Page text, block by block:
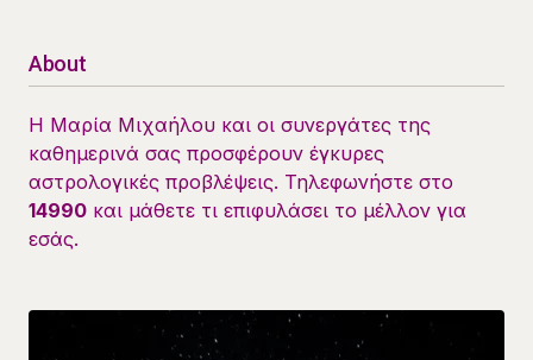
About
Η Μαρία Μιχαήλου και οι συνεργάτες της
καθημερινά σας προσφέρουν έγκυρες
αστρολογικές προβλέψεις. Τηλεφωνήστε στο
14990 και μάθετε τι επιφυλάσει το μέλλον για
εσάς.